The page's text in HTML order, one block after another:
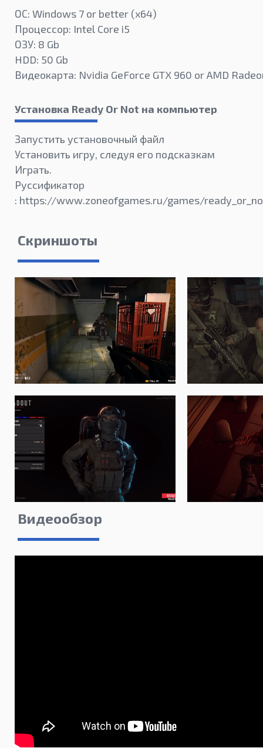
ОС: Windows 7 or better (х64)
Процессор: Intel Core i5
ОЗУ: 8 Gb
HDD: 50 Gb
Видеокарта: Nvidia GeForce GTX 960 or AMD
Установка Ready Or Not на компьютер
Запустить установочный файл
Установить игру, следуя его подсказкам
Играть.
Руссификатор
: https://www.zoneofgames.ru/games/
Скриншоты
Видеообзор